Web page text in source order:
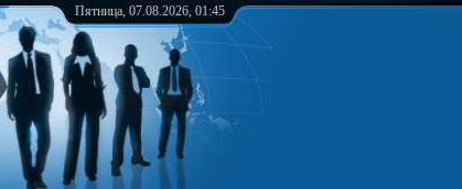
Пятница, 07.08.2026, 01:45